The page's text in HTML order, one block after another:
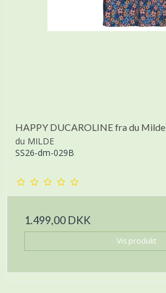
HAPPY DUCAROLINE fra du Milde
du MILDE
SS26-dm-029B
1.499,00 DKK
Vis produkt